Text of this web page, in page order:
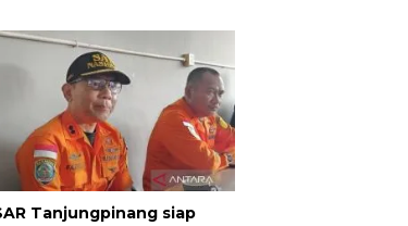
Tanjungpinang siap